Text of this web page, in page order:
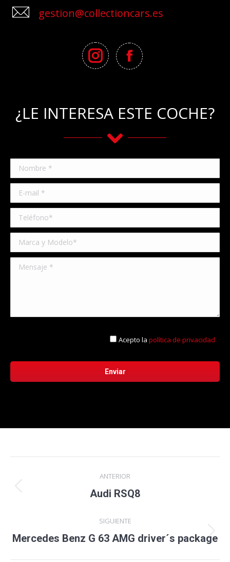
gestion@collectioncars.es
¿LE INTERESA ESTE COCHE?
Acepto lapolítica de privacidad
entre
ANTERIOR
Proyecto
Audi RSQ8
SIGUIENTE
Proyecto
Mercedes Benz G 63 AMG driver´s package